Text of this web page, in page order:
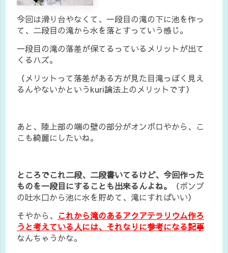
今回は滑り台やなくて、一段目の滝の下に池を作っ
て、二段目の滝から水を落とすっていう感じ。
一段目の滝の落差が保てるっているメリットが出て
くるハズ。
（メリットって落差がある方が見た目滝っぽく見え
るんやないかというkuri論法上のメリットです）
あと、陸上部の端の壁の部分がオンボロやから、こ
こも綺麗にしたいね。
ところでこれ二段、二段書いてるけど、今回作った
ものを一段目にすることも出来るんよね。
（ポンプ
の吐水口から池に水を貯めて、滝にすればいい）
そやから、 これから滝のあるアクアテラリウム作ろ
うと考えている人には、それなりに参考になる記事
なんちゃうかな。